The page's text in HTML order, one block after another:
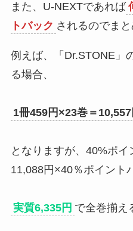
また、U-NEXTであれば
トバック されるのでま
例えば、「Dr.STONE」
る場合、
1冊459円×23巻＝10,557
となりますが、40%ポイ
11,088円×40％ポイント
実質6,335円 で全巻揃え